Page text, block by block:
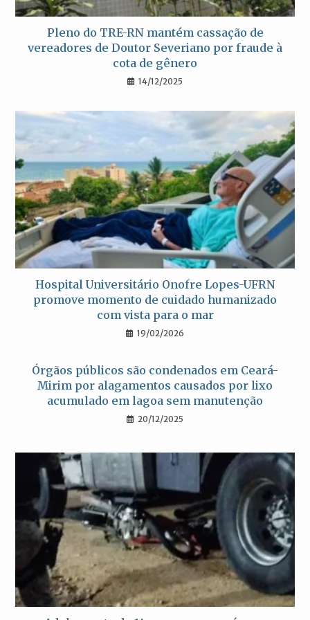
Pleno do TRE-RN mantém cassação de
vereadores de Doutor Severiano por fraude à
cota de gênero
14/12/2025
Hospital Universitário Onofre Lopes-UFRN
promove momento de cuidado humanizado
com vista para o mar
19/02/2026
Órgãos públicos são condenados em Ceará-
Mirim por alagamentos causados por lixo
acumulado em lagoa sem manutenção
20/12/2025